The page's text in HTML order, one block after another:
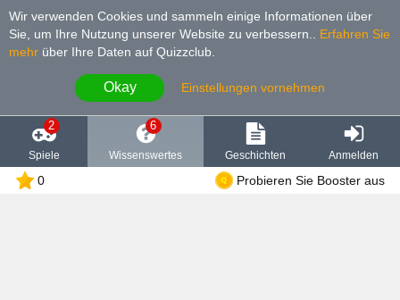
Wir verwenden Cookies und sammeln einige Informationen über
Sie, um Ihre Nutzung unserer Website zu verbessern.
Erfahren Sie
mehr über Ihre Daten auf Quizzclub.
Okay Einstellungen vornehmen
2
Spiele
6
Wissenswertes Geschichten Anmelden
0 Probieren Sie Booster aus